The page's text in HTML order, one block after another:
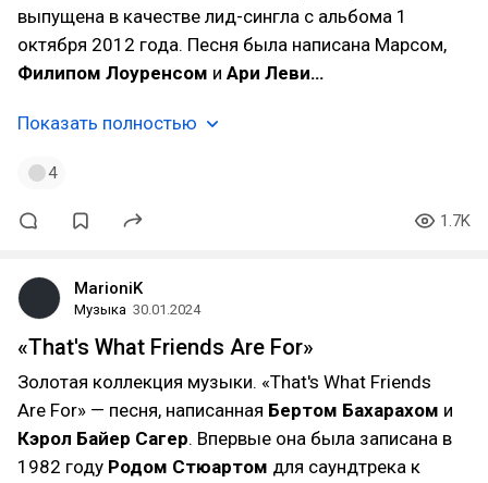
выпущена в качестве лид-сингла с альбома 1
октября 2012 года. Песня была написана Марсом,
Филипом Лоуренсом и Ари Леви…
Показать полностью
4
1.7K
MarioniK
Музыка 30.01.2024
«That's What Friends Are For»
Золотая коллекция музыки. «That's What Friends
Are For» — песня, написанная Бертом Бахарахом и
Кэрол Байер Сагер. Впервые она была записана в
1982 году Родом Стюартом для саундтрека к